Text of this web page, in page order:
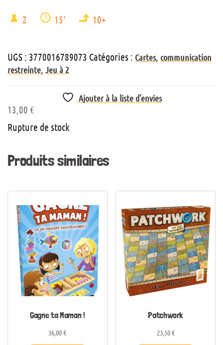
2 15' 10+
UGS : 3770016789073 Catégories : Cartes, communication
restreinte, Jeu à 2
Ajouter à la liste d’envies
13,00 €
Rupture de stock
Produits similaires
Gagne ta Maman !
36,00€
Patchwork
23,50€